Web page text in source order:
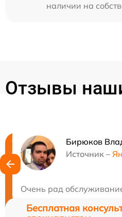
наличии на
Отзывы
Бирюков
Источник –
Очень рад
Нужна
Бесплатная